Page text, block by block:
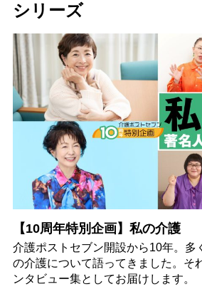
シリーズ
【10周年特別企画】私の介護
介護ポストセブン開設から10年。多
の介護について語ってきました。そ
ンタビュー集としてお届けします。